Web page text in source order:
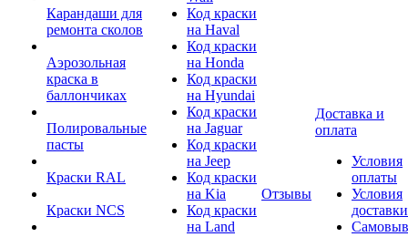
Карандаши для
ремонта сколов
Аэрозольная
краска в
баллончиках
Полировальные
пасты
Краски RAL
Краски NCS
Код краски
на Haval
Код краски
на Honda
Код краски
на Hyundai
Код краски
на Jaguar
Код краски
на Jeep
Код краски
на Kia
Код краски
на Land
Отзывы
Доставка и
оплата
Условия
оплаты
Условия
доставки